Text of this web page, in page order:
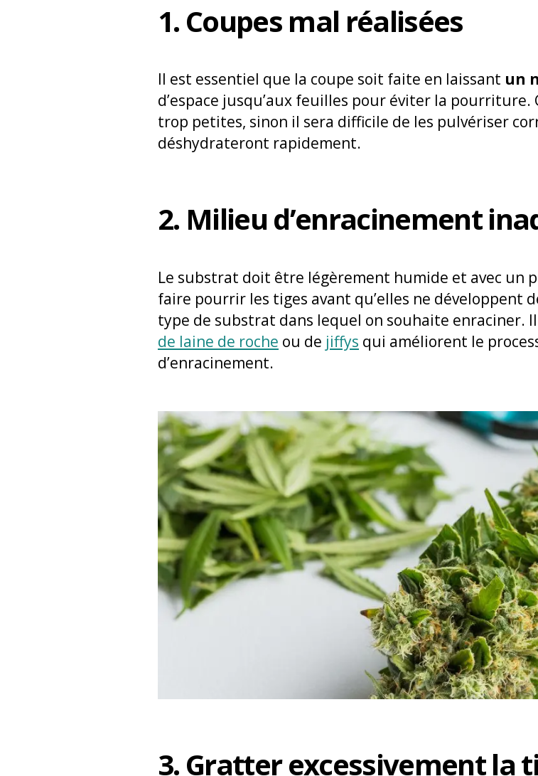
1. Coupes mal réalisées
Il est essentiel que la coupe soit faite en laissant un
d’espace jusqu’aux feuilles pour éviter la
trop petites, sinon il sera difficile de les pulvériser
déshydrateront rapidement.
2. Milieu d’enracinement
Le substrat doit être légèrement humide et avec un
faire pourrir les tiges avant qu’elles ne développent
type de substrat dans lequel on souhaite enraciner. Il
de laine de roche ou de jiffys qui améliorent le
d’enracinement.
3. Gratter excessivement la